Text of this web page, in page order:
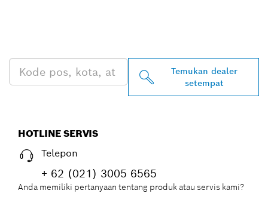
Temukan dealer
setempat
HOTLINE SERVIS
Telepon
+ 62 (021) 3005 6565
Anda memiliki pertanyaan tentang produk atau servis kami?